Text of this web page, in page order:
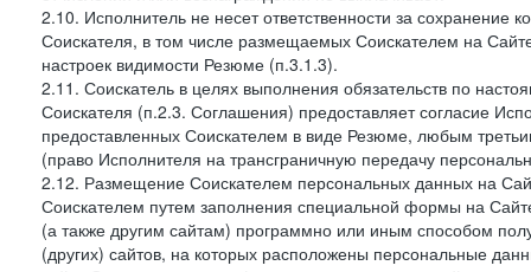
2.10. Исполнитель не несет ответственности за
Соискателя, в том числе размещаемых Соискателем на
настроек видимости Резюме (п.3.1.3).
2.11. Соискатель в целях выполнения обязательств по
Соискателя (п.2.3. Соглашения) предоставляет согласие
предоставленных Соискателем в виде Резюме, любым
(право Исполнителя на трансграничную передачу
2.12. Размещение Соискателем персональных данных на
Соискателем путем заполнения специальной формы на
(а также другим сайтам) программно или иным способом
(других) сайтов, на которых расположены персональные